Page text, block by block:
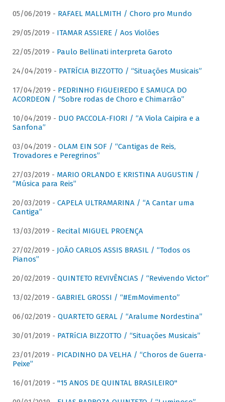
05/06/2019 - RAFAEL MALLMITH / Choro pro Mundo
29/05/2019 - ITAMAR ASSIERE / Aos Violões
22/05/2019 - Paulo Bellinati interpreta Garoto
24/04/2019 - PATRÍCIA BIZZOTTO / “Situações Musicais”
17/04/2019 - PEDRINHO FIGUEIREDO E SAMUCA DO
ACORDEON / “Sobre rodas de Choro e Chimarrão”
10/04/2019 - DUO PACCOLA-FIORI / “A Viola Caipira e a
Sanfona”
03/04/2019 - OLAM EIN SOF / “Cantigas de Reis,
Trovadores e Peregrinos”
27/03/2019 - MARIO ORLANDO E KRISTINA AUGUSTIN /
“Música para Reis”
20/03/2019 - CAPELA ULTRAMARINA / “A Cantar uma
Cantiga”
13/03/2019 - Recital MIGUEL PROENÇA
27/02/2019 - JOÃO CARLOS ASSIS BRASIL / “Todos os
Pianos”
20/02/2019 - QUINTETO REVIVÊNCIAS / “Revivendo Victor”
13/02/2019 - GABRIEL GROSSI / “#EmMovimento”
06/02/2019 - QUARTETO GERAL / “Aralume Nordestina”
30/01/2019 - PATRíCIA BIZZOTTO / “Situações Musicais”
23/01/2019 - PICADINHO DA VELHA / “Choros de Guerra-
Peixe”
16/01/2019 - "15 ANOS DE QUINTAL BRASILEIRO"